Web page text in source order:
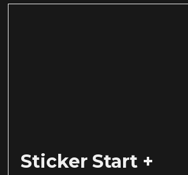
Sticker Start +